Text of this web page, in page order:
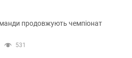
продовжують чемпіонат
531